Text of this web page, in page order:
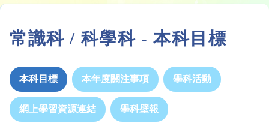
常識科 / 科學科 - 本科目標
本科目標 本年度關注事項 學科活動
網上學習資源連結 學科壁報